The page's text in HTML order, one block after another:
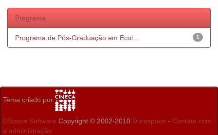
Programa
1
Programa de Pós-Graduação em Ecol...
Tema criado por
DSpace Software Copyright © 2002-2010 Duraspace - Contato com
a administração